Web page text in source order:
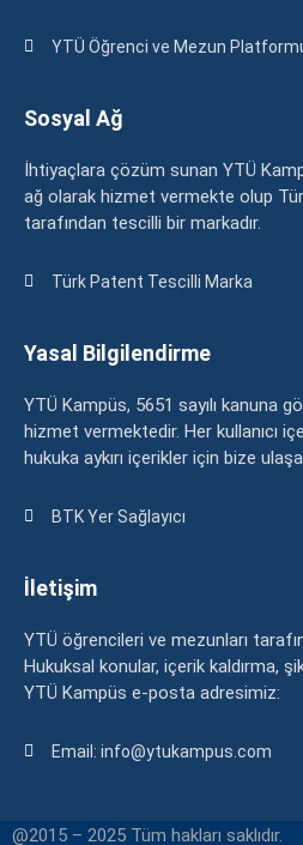
YTÜ Öğrenci ve Mezun
Sosyal Ağ
İhtiyaçlara çözüm sunan YTÜ
ağ olarak hizmet vermekte olup
tarafından tescilli bir markadır.
Türk Patent Tescilli Marka
Yasal Bilgilendirme
YTÜ Kampüs, 5651 sayılı kanuna
hizmet vermektedir. Her kullanıcı
hukuka aykırı içerikler için bize
BTK Yer Sağlayıcı
İletişim
YTÜ öğrencileri ve mezunları
Hukuksal konular, içerik kaldırma,
YTÜ Kampüs e-posta adresimiz:
Email: info@ytukampus.com
@2015 – 2025 Tüm hakları saklıdır.